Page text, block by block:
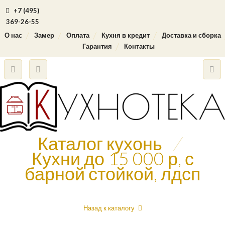
+7 (495)
369-26-55
О нас
Замер Оплата Кухня в кредит
Доставка и сборка
Гарантия
Контакты
Каталог кухонь /
Кухни до 15 000 р, с
барной стойкой, лдсп
Назад к каталогу